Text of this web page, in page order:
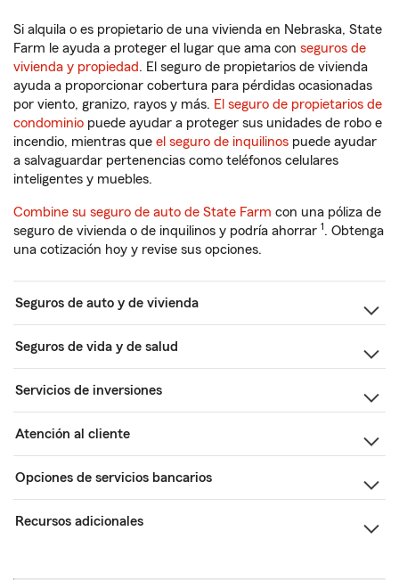
Si alquila o es propietario de una vivienda en Nebraska, State
Farm le ayuda a proteger el lugar que ama con seguros de
vivienda y propiedad. El seguro de propietarios de vivienda
ayuda a proporcionar cobertura para pérdidas ocasionadas
por viento, granizo, rayos y más. El seguro de propietarios de
condominio puede ayudar a proteger sus unidades de robo e
incendio, mientras que el seguro de inquilinos puede ayudar
a salvaguardar pertenencias como teléfonos celulares
inteligentes y muebles.
Combine su seguro de auto de State Farm con una póliza de
seguro de vivienda o de inquilinos y podría ahorrar 1. Obtenga
una cotización hoy y revise sus opciones.
Seguros de auto y de vivienda
Seguros de vida y de salud
Servicios de inversiones
Atención al cliente
Opciones de servicios bancarios
Recursos adicionales